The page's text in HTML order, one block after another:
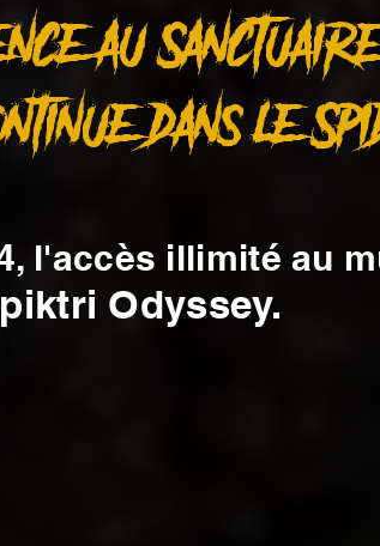
au
dans le
l'accès illimité au
Odyssey.